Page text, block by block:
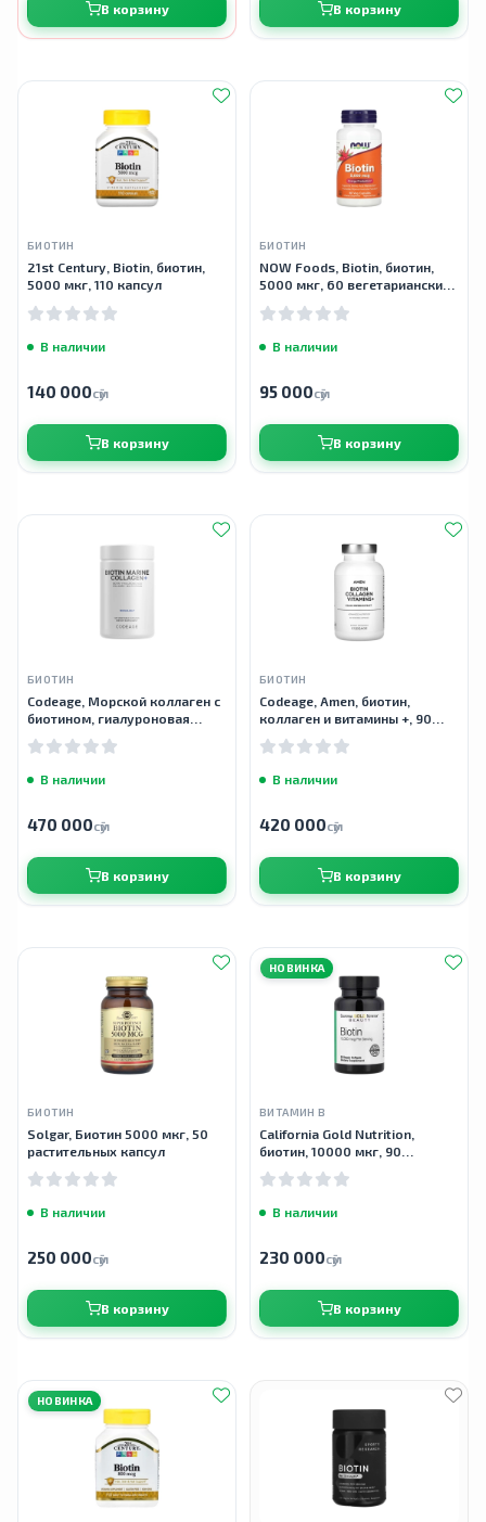
В корзину В корзину
БИОТИН
21st Century, Biotin, биотин,
5000 мкг, 110 капсул
В наличии
140 000сӯм
В корзину
БИОТИН
NOW Foods, Biotin, биотин,
5000 мкг, 60 вегетарианских
В наличии
95 000сӯм
В корзину
БИОТИН
Codeage, Морской коллаген с
биотином, гиалуроновая
В наличии
470 000сӯм
В корзину
БИОТИН
Codeage, Amen, биотин,
коллаген и витамины +, 90
В наличии
420 000сӯм
В корзину
БИОТИН
Solgar, Биотин 5000 мкг, 50
растительных капсул
В наличии
250 000сӯм
В корзину
НОВИНКА
ВИТАМИН B
California Gold Nutrition,
биотин, 10000 мкг, 90
вегетарианских капсул
В наличии
230 000сӯм
В корзину
НОВИНКА